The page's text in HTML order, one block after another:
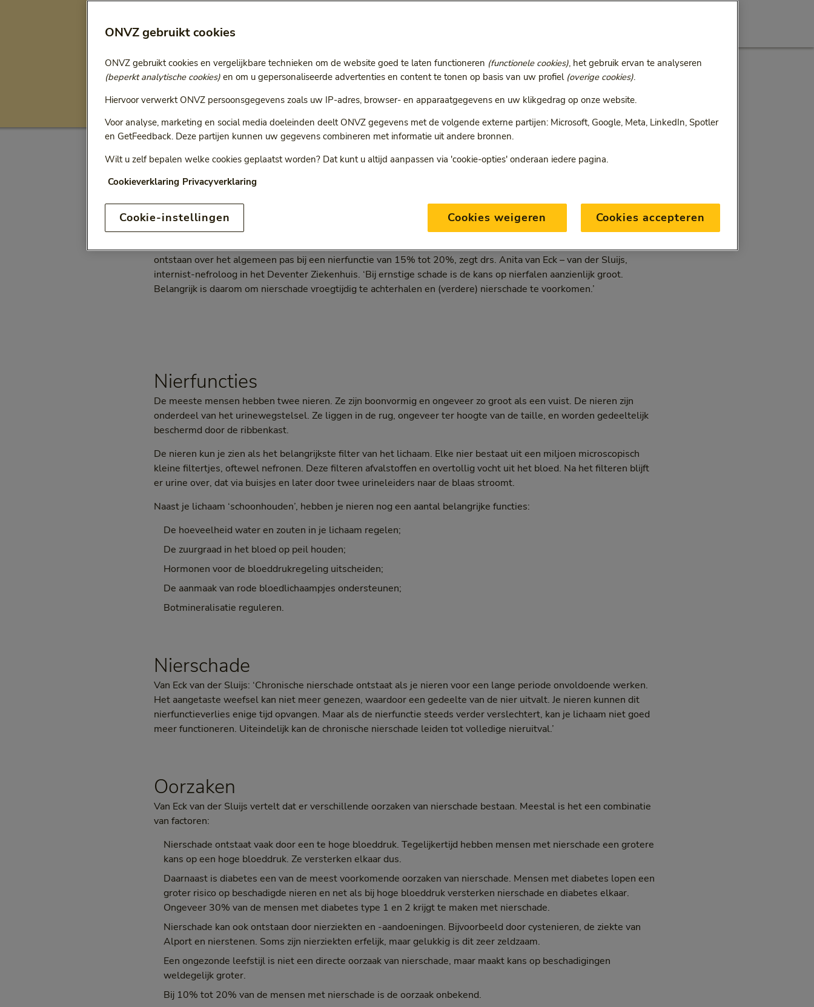
Hoe voorkom je nierschade?
Categorie:
Fysiek gezond Categorie:
Achtergrond Leestijd:
4 min
4 minuten14 september 2022
Als je nieren schade oplopen, vergiftig je je eigen lichaam. Daar zit natuurlijk niemand op te wachten. Toch loopt
een groot deel van Nederland hier onbewust mee rond. Klachten ontstaan pas bij zeer ernstige schade en deze
je dat?
Chronische nierschade is een groeiend gezondheidsprobleem. In Nederland hebben 1,7 miljoen mensen chronische
ontstaan over het algemeen pas bij een nierfunctie van 15% tot 20%, zegt drs. Anita van Eck – van der Sluijs,
internist-nefroloog in het Deventer Ziekenhuis. ‘Bij ernstige schade is de kans op nierfalen aanzienlijk groot.
Belangrijk is daarom om nierschade vroegtijdig te achterhalen en (verdere) nierschade te voorkomen.’
Nierfuncties
De meeste mensen hebben twee nieren. Ze zijn boonvormig en ongeveer zo groot als een vuist. De nieren zijn
onderdeel van het urinewegstelsel. Ze liggen in de rug, ongeveer ter hoogte van de taille, en worden gedeeltelijk
beschermd door de ribbenkast.
De nieren kun je zien als het belangrijkste filter van het lichaam. Elke nier bestaat uit een miljoen microscopisch
kleine filtertjes, oftewel nefronen. Deze filteren afvalstoffen en overtollig vocht uit het bloed. Na het filteren blijft
er urine over, dat via buisjes en later door twee urineleiders naar de blaas stroomt.
Naast je lichaam ‘schoonhouden’, hebben je nieren nog een aantal belangrijke functies:
De hoeveelheid water en zouten in je lichaam regelen;
De zuurgraad in het bloed op peil houden;
Hormonen voor de bloeddrukregeling uitscheiden;
De aanmaak van rode bloedlichaampjes ondersteunen;
Botmineralisatie reguleren.
Nierschade
Van Eck van der Sluijs: ‘Chronische nierschade ontstaat als je nieren voor een lange periode onvoldoende werken.
Het aangetaste weefsel kan niet meer genezen, waardoor een gedeelte van de nier uitvalt. Je nieren kunnen dit
nierfunctieverlies enige tijd opvangen. Maar als de nierfunctie steeds verder verslechtert, kan je lichaam niet goed
meer functioneren. Uiteindelijk kan de chronische nierschade leiden tot volledige nieruitval.’
Oorzaken
Van Eck van der Sluijs vertelt dat er verschillende oorzaken van nierschade bestaan. Meestal is het een combinatie
van factoren:
Nierschade ontstaat vaak door een te hoge bloeddruk. Tegelijkertijd hebben mensen met nierschade een grotere
kans op een hoge bloeddruk. Ze versterken elkaar dus.
Daarnaast is diabetes een van de meest voorkomende oorzaken van nierschade. Mensen met diabetes lopen een
groter risico op beschadigde nieren en net als bij hoge bloeddruk versterken nierschade en diabetes elkaar.
Ongeveer 30% van de mensen met diabetes type 1 en 2 krijgt te maken met nierschade.
Nierschade kan ook ontstaan door nierziekten en -aandoeningen. Bijvoorbeeld door cystenieren, de ziekte van
Alport en nierstenen. Soms zijn nierziekten erfelijk, maar gelukkig is dit zeer zeldzaam.
Een ongezonde leefstijl is niet een directe oorzaak van nierschade, maar maakt kans op beschadigingen
weldegelijk groter.
Bij 10% tot 20% van de mensen met nierschade is de oorzaak onbekend.
ONVZ gebruikt cookies
ONVZ gebruikt cookies en vergelijkbare technieken om de website goed te laten functioneren (functionele cookies), het gebruik ervan te analyseren
(beperkt analytische cookies) en om u gepersonaliseerde advertenties en content te tonen op basis van uw profiel (overige cookies).
Hiervoor verwerkt ONVZ persoonsgegevens zoals uw IP-adres, browser- en apparaatgegevens en uw klikgedrag op onze website.
Voor analyse, marketing en social media doeleinden deelt ONVZ gegevens met de volgende externe partijen: Microsoft, Google, Meta, LinkedIn, Spotler
en GetFeedback. Deze partijen kunnen uw gegevens combineren met informatie uit andere bronnen.
Wilt u zelf bepalen welke cookies geplaatst worden? Dat kunt u altijd aanpassen via 'cookie-opties' onderaan iedere pagina.
Cookieverklaring Privacyverklaring
Cookie-instellingen Cookies weigeren Cookies accepteren